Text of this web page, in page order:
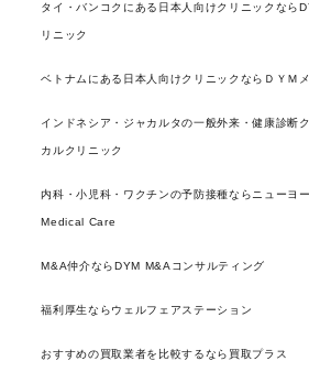
タイ・バンコクにある日本人向けクリニックなら
リニック
ベトナムにある日本人向けクリニックならＤＹＭ
インドネシア・ジャカルタの一般外来・健康診断
カルクリニック
内科・小児科・ワクチンの予防接種ならニューヨ
Medical Care
M&A仲介ならDYM M&Aコンサルティング
福利厚生ならウェルフェアステーション
おすすめの買取業者を比較するなら買取プラス